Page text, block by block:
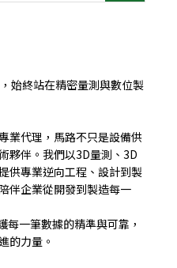
始終站在精密量測與數位製
業代理，馬路不只是設備供
夥伴。我們以3D量測、3D
供專業逆向工程、設計到製
伴企業從開發到製造每一
一筆數據的精準與可靠，
的力量。